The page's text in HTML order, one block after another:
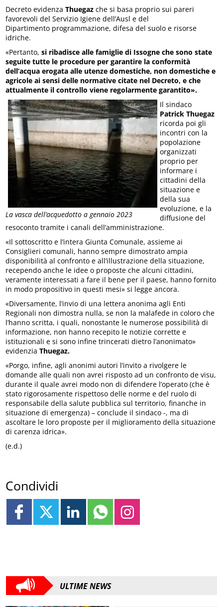
Decreto evidenzaThuegaz che si basa proprio sui pareri
favorevoli del Servizio Igiene dell’Ausl e del
Dipartimento programmazione, difesa del suolo e risorse
idriche.
«Pertanto,si ribadisce alle famiglie di Issogne che sono state
seguite tutte le procedure per garantire la conformità
dell’acqua erogata alle utenze domestiche, non domestiche e
agricole ai sensi delle normative citate nel Decreto, e che
attualmente il controllo viene regolarmente garantito».
La vasca dell’acquedotto a gennaio 2023
Il sindaco
Patrick Thuegaz
ricorda poi gli
incontri con la
popolazione
organizzati
proprio per
informare i
cittadini della
situazione e
della sua
evoluzione, e la
diffusione del
resoconto tramite i canali dell’amministrazione.
«Il sottoscritto e l’intera Giunta Comunale, assieme ai
Consiglieri comunali, hanno sempre dimostrato ampia
disponibilità al confronto e all’illustrazione della situazione,
recependo anche le idee o proposte che alcuni cittadini,
veramente interessati a fare il bene per il paese, hanno fornito
in modo propositivo in questi mesi» si legge ancora.
«Diversamente, l’invio di una lettera anonima agli Enti
Regionali non dimostra nulla, se non la malafede in coloro che
l’hanno scritta, i quali, nonostante le numerose possibilità di
informazione, non hanno recepito le notizie corrette e
istituzionali e si sono infine trincerati dietro l’anonimato»
evidenziaThuegaz.
«Porgo, infine, agli anonimi autori l’invito a rivolgere le
domande alle quali non avrei risposto ad un confronto de visu,
durante il quale avrei modo non di difendere l’operato (che è
stato rigorosamente rispettoso delle norme e del ruolo di
responsabile della salute pubblica sul territorio, finanche in
situazione di emergenza) – conclude il sindaco -, ma di
ascoltare le loro proposte per il miglioramento della situazione
di carenza idrica».
(e.d.)
Condividi
ULTIME NEWS